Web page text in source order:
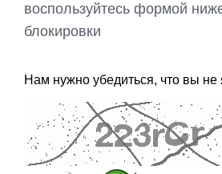
воспользуйтесь формой
блокировки
Нам нужно убедиться, что вы не